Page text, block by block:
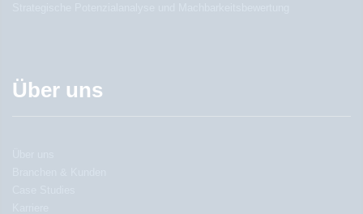
Über uns